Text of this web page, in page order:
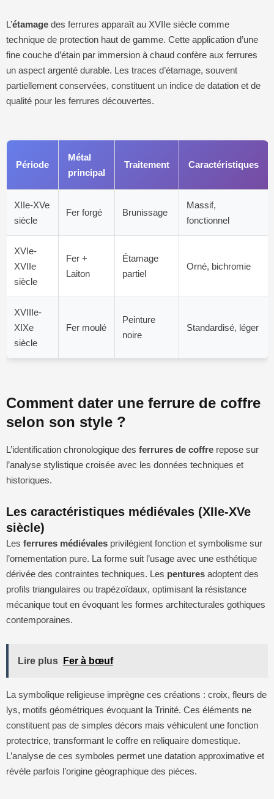
L’étamage des ferrures apparaît au XVIIe siècle comme
technique de protection haut de gamme. Cette application d’une
fine couche d’étain par immersion à chaud confère aux ferrures
un aspect argenté durable. Les traces d’étamage, souvent
partiellement conservées, constituent un indice de datation et de
qualité pour les ferrures découvertes.
Période
Métal
principal
Traitement Caractéristiques
XIIe-XVe
siècle
Fer forgé Brunissage
Massif,
fonctionnel
XVIe-
XVIIe
siècle
Fer +
Laiton
Étamage
partiel
Orné, bichromie
XVIIIe-
XIXe
siècle
Fer moulé
Peinture
noire
Standardisé, léger
Comment dater une ferrure de coffre
selon son style ?
L’identification chronologique des ferrures de coffre repose sur
l’analyse stylistique croisée avec les données techniques et
historiques.
Les caractéristiques médiévales (XIIe-XVe
siècle)
Les ferrures médiévales privilégient fonction et symbolisme sur
l’ornementation pure. La forme suit l’usage avec une esthétique
dérivée des contraintes techniques. Les pentures adoptent des
profils triangulaires ou trapézoïdaux, optimisant la résistance
mécanique tout en évoquant les formes architecturales gothiques
contemporaines.
Lire plus Fer à bœuf
La symbolique religieuse imprègne ces créations : croix, fleurs de
lys, motifs géométriques évoquant la Trinité. Ces éléments ne
constituent pas de simples décors mais véhiculent une fonction
protectrice, transformant le coffre en reliquaire domestique.
L’analyse de ces symboles permet une datation approximative et
révèle parfois l’origine géographique des pièces.